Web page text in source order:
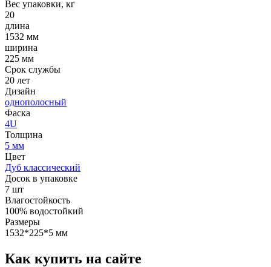
Вес упаковки, кг
20
длина
1532 мм
ширина
225 мм
Срок службы
20 лет
Дизайн
однополосный
Фаска
4U
Толщина
5 мм
Цвет
Дуб классический
Досок в упаковке
7 шт
Влагостойкость
100% водостойкий
Размеры
1532*225*5 мм
Как купить на сайте